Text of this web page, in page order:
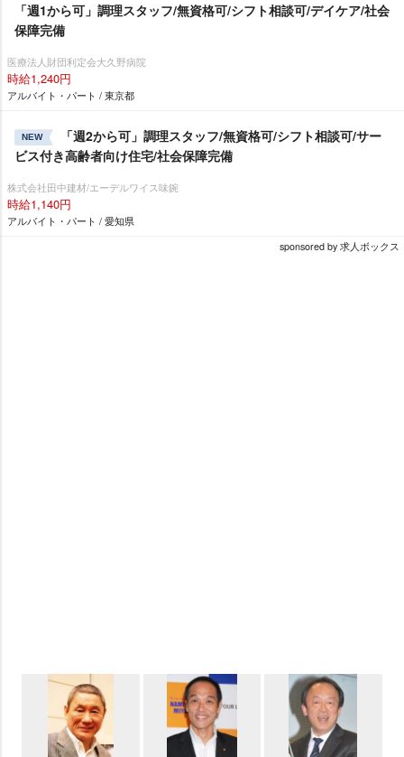
「週1から可」調理スタッフ/無資格可/シフト相談可/デイケア/社会
保障完備
医療法人財団利定会大久野病院
時給1,240円
アルバイト・パート / 東京都
NEW
「週2から可」調理スタッフ/無資格可/シフト相談可/サー
ビス付き高齢者向け住宅/社会保障完備
株式会社田中建材/エーデルワイス味鋺
時給1,140円
アルバイト・パート / 愛知県
sponsored by 求人ボックス